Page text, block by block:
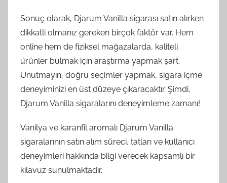
Sonuç olarak, Djarum Vanilla sigarası satın alırken
dikkatli olmanız gereken birçok faktör var. Hem
online hem de fiziksel mağazalarda, kaliteli
ürünler bulmak için araştırma yapmak şart.
Unutmayın, doğru seçimler yapmak, sigara içme
deneyiminizi en üst düzeye çıkaracaktır. Şimdi,
Djarum Vanilla sigaralarını deneyimleme zamanı!
Vanilya ve karanfil aromalı Djarum Vanilla
sigaralarının satın alım süreci, tatları ve kullanıcı
deneyimleri hakkında bilgi verecek kapsamlı bir
kılavuz sunulmaktadır.